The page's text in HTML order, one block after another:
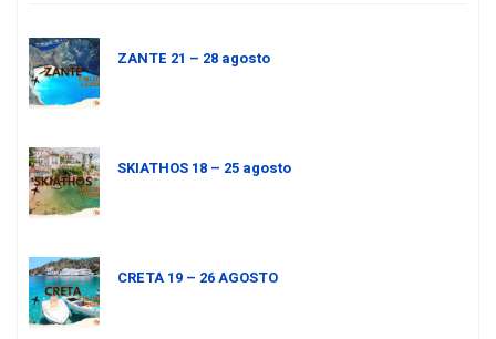
ZANTE 21 – 28 agosto
SKIATHOS 18 – 25 agosto
CRETA 19 – 26 AGOSTO